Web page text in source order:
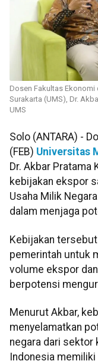
Dosen Fakultas Ekonomi
Surakarta (UMS), Dr.
UMS
Solo (ANTARA) -
(FEB) Universitas
Dr. Akbar Pratama
kebijakan ekspor
Usaha Milik
dalam menjaga
Kebijakan
pemerintah untuk
volume ekspor
berpotensi
Menurut Akbar,
menyelamatkan
negara dari sektor
Indonesia